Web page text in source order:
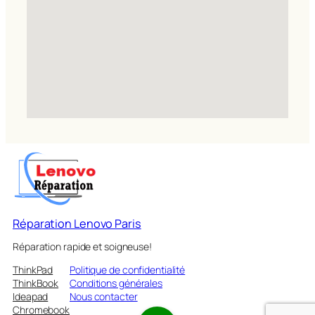
Réparation Lenovo Paris
Réparation rapide et soigneuse!
ThinkPad
ThinkBook
Ideapad
Chromebook
Politique de confidentialité
Conditions générales
Nous contacter